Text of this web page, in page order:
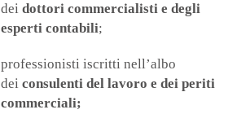
dei dottori commercialisti e degli
esperti contabili;
professionisti iscritti nell’albo
dei consulenti del lavoro e dei periti
commerciali;